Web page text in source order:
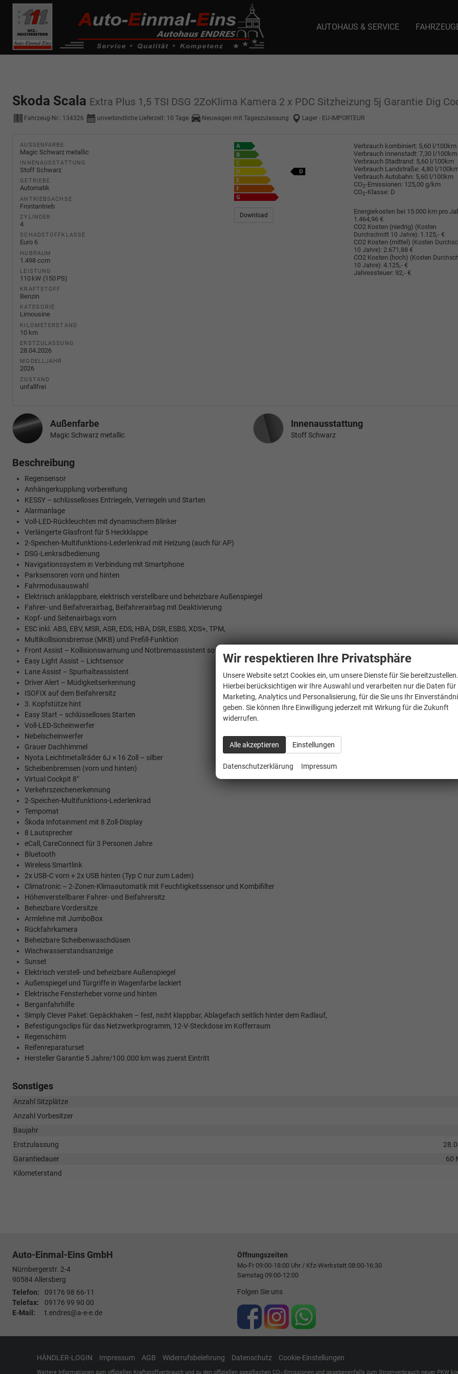
------------ Host Name : selector1._domainkey Points to address or value: selector1-aee-de0k._domainkey.autoeinmaleins.onmicrosoft.com Host
de0k._domainkey.autoeinmaleins.onmicrosoft.com
AUTOHAUS & SERVICE
Skoda Scala Extra Plus 1,5 TSI DSG 2ZoKlima Kamera 2 x PDC Sitzheizung 5j Garantie Dig
Fahrzeug-Nr.: 134326 unverbindliche Lieferzeit: 10 Tage Neuwagen mit Tageszulassung Lager - EU-IMPORTEUR
AUSSENFARBE
Magic Schwarz metallic
INNENAUSSTATTUNG
Stoff Schwarz
GETRIEBE
Automatik
ANTRIEBSACHSE
Frontantrieb
ZYLINDER
4
SCHADSTOFFKLASSE
Euro 6
HUBRAUM
1.498 ccm
LEISTUNG
110 kW (150 PS)
KRAFTSTOFF
Benzin
KATEGORIE
Limousine
KILOMETERSTAND
10 km
ERSTZULASSUNG
28.04.2026
MODELLJAHR
2026
ZUSTAND
unfallfrei
Verbrauch kombiniert: 5,60 l/100km
Verbrauch Innenstadt: 7,30 l/100km
Verbrauch Stadtrand: 5,60 l/100km
Verbrauch Landstraße: 4,80 l/
Verbrauch Autobahn: 5,60 l/100km
CO2-Emissionen: 125,00 g/km
CO2-Klasse: D
Download
Energiekosten bei 15.000 km pro
1.464,96 €
CO2 Kosten (niedrig) (Kosten
Durchschnitt 10 Jahre): 1.125,- €
CO2 Kosten (mittel) (Kosten
10 Jahre): 2.671,88 €
CO2 Kosten (hoch) (Kosten
10 Jahre): 4.125,- €
Jahressteuer: 92,- €
Außenfarbe
Magic Schwarz metallic
InnenausstattungInnenausstattung
Stoff Schwarz
Beschreibung
Regensensor
Anhängerkupplung vorbereitung
KESSY – schlüsselloses Entriegeln, Verriegeln und Starten
Alarmanlage
Voll-LED-Rückleuchten mit dynamischem Blinker
Verlängerte Glasfront für 5 Heckklappe
2-Speichen-Multifunktions-Lederlenkrad mit Heizung (auch für AP)
DSG-Lenkradbedienung
Navigationssystem in Verbindung mit Smartphone
Parksensoren vorn und hinten
Fahrmodusauswahl
Elektrisch anklappbare, elektrisch verstellbare und beheizbare Außenspiegel
Fahrer- und Beifahrerairbag, Beifahrerairbag mit Deaktivierung
Kopf- und Seitenairbags vorn
ESC inkl. ABS, EBV, MSR, ASR, EDS, HBA, DSR, ESBS, XDS+, TPM,
Multikollisionsbremse (MKB) und Prefill-Funktion
Front Assist – Kollisionswarnung und Notbremsassistent sowie Fußgängererkennung
Easy Light Assist – Lichtsensor
Lane Assist – Spurhalteassistent
Driver Alert – Müdigkeitserkennung
ISOFIX auf dem Beifahrersitz
3. Kopfstütze hint
Easy Start – schlüsselloses Starten
Voll-LED-Scheinwerfer
Nebelscheinwerfer
Grauer Dachhimmel
Nyota Leichtmetallräder 6J × 16 Zoll – silber
Scheibenbremsen (vorn und hinten)
Virtual Cockpit 8"
Verkehrszeichenerkennung
2-Speichen-Multifunktions-Lederlenkrad
Tempomat
Škoda Infotainment mit 8 Zoll-Display
8 Lautsprecher
eCall, CareConnect für 3 Personen Jahre
Bluetooth
Wireless Smartlink
2x USB-C vorn + 2x USB hinten (Typ C nur zum Laden)
Climatronic – 2-Zonen-Klimaautomatik mit Feuchtigkeitssensor und Kombifilter
Höhenverstellbarer Fahrer- und Beifahrersitz
Beheizbare Vordersitze
Armlehne mit JumboBox
Rückfahrkamera
Beheizbare Scheibenwaschdüsen
Wischwasserstandsanzeige
Sunset
Elektrisch verstell- und beheizbare Außenspiegel
Außenspiegel und Türgriffe in Wagenfarbe lackiert
Elektrische Fensterheber vorne und hinten
Berganfahrhilfe
Simply Clever Paket: Gepäckhaken – fest, nicht klappbar, Ablagefach seitlich hinter dem Radlauf,
Befestigungsclips für das Netzwerkprogramm, 12-V-Steckdose im Kofferraum
Regenschirm
Reifenreparaturset
Hersteller Garantie 5 Jahre/100.000 km was zuerst Eintritt
Sonstiges
Anzahl Sitzplätze
Anzahl Vorbesitzer
Baujahr
Erstzulassung
Garantiedauer
60
Kilometerstand
Auto-Einmal-Eins GmbH
Nürnbergerstr. 2-4
90584Allersberg
Telefon:
09176 98 66-11
Telefax:
09176 99 90 00
E-Mail:
t.endres@a-e-e.de
Öffnungszeiten
Mo-Fr 09:00-18:00 Uhr / Kfz-Werkstatt 08:00-16:30
Samstag 09:00-12:00
Folgen Sie uns
HÄNDLER-LOGIN Impressum AGB Widerrufsbelehrung Datenschutz Cookie-Einstellungen
Weitere Informationen zum offiziellen Kraftstoffverbrauch und zu den offiziellen spezifischen CO -Emissionen und gegebenenfalls zum Stromverbrauch neuer PKW
Wir respektieren Ihre Privatsphäre
Unsere Website setzt Cookies ein, um unsere Dienste für Sie
Hierbei berücksichtigen wir Ihre Auswahl und verarbeiten nur die Daten für
Marketing, Analytics und Personalisierung, für die Sie uns Ihr
geben. Sie können Ihre Einwilligung jederzeit mit Wirkung für die Zukunft
widerrufen.
Alle akzeptieren Einstellungen
Datenschutzerklärung Impressum